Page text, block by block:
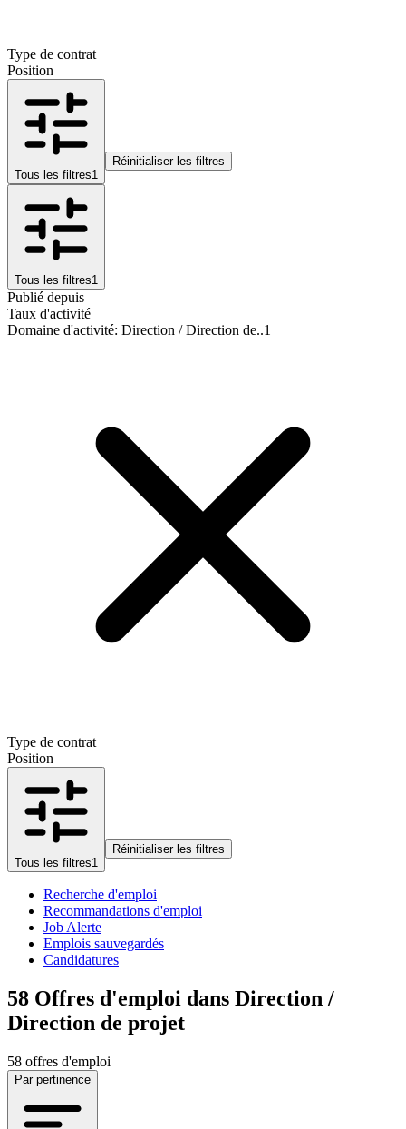
Type de contrat
Position
Tous les filtres1
Réinitialiser les filtres
Tous les filtres1
Publié depuis
Taux d'activité
Domaine d'activité: Direction / Direction de..1
Type de contrat
Position
Tous les filtres1
Réinitialiser les filtres
Recherche d'emploi
Recommandations d'emploi
Job Alerte
Emplois sauvegardés
Candidatures
58 Offres d'emploi dans Direction /
Direction de projet
58 offres d'emploi
Par pertinence